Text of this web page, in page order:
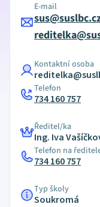
E-mail
Kontaktní osoba
Telefon
734 160 757
Ředitel/ka
Ing. Iva
Telefon na
734 160 757
Typ školy
Soukromá